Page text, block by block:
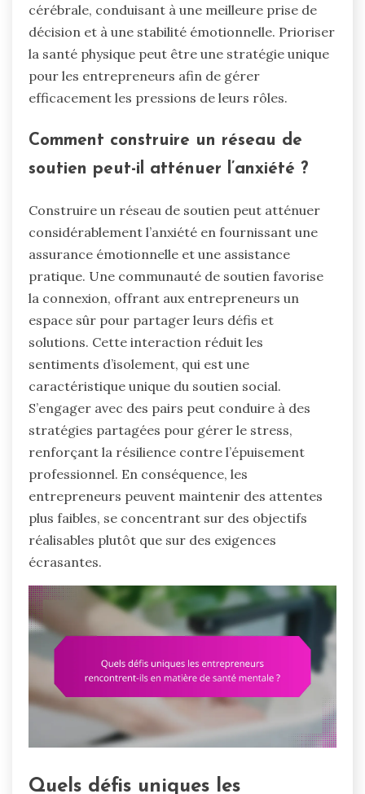
cérébrale, conduisant à une meilleure prise de
décision et à une stabilité émotionnelle. Prioriser
la santé physique peut être une stratégie unique
pour les entrepreneurs afin de gérer
efficacement les pressions de leurs rôles.
Comment construire un réseau de
soutien peut-il atténuer l’anxiété ?
Construire un réseau de soutien peut atténuer
considérablement l’anxiété en fournissant une
assurance émotionnelle et une assistance
pratique. Une communauté de soutien favorise
la connexion, offrant aux entrepreneurs un
espace sûr pour partager leurs défis et
solutions. Cette interaction réduit les
sentiments d’isolement, qui est une
caractéristique unique du soutien social.
S’engager avec des pairs peut conduire à des
stratégies partagées pour gérer le stress,
renforçant la résilience contre l’épuisement
professionnel. En conséquence, les
entrepreneurs peuvent maintenir des attentes
plus faibles, se concentrant sur des objectifs
réalisables plutôt que sur des exigences
écrasantes.
Quels défis uniques les